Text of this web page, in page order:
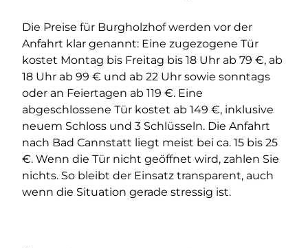
Die Preise für Burgholzhof werden vor der
Anfahrt klar genannt: Eine zugezogene Tür
kostet Montag bis Freitag bis 18 Uhr ab 79 €, ab
18 Uhr ab 99 € und ab 22 Uhr sowie sonntags
oder an Feiertagen ab 119 €. Eine
abgeschlossene Tür kostet ab 149 €, inklusive
neuem Schloss und 3 Schlüsseln. Die Anfahrt
nach Bad Cannstatt liegt meist bei ca. 15 bis 25
€. Wenn die Tür nicht geöffnet wird, zahlen Sie
nichts. So bleibt der Einsatz transparent, auch
wenn die Situation gerade stressig ist.